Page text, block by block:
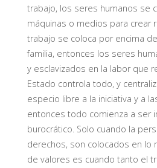
trabajo, los seres humanos se
máquinas o medios para crear
trabajo se coloca por encima
familia, entonces los seres
y esclavizados en la labor que
Estado controla todo, y
especio libre a la iniciativa y a
entonces todo comienza a ser
burocrático. Solo cuando la
derechos, son colocados en lo
de valores es cuando tanto el